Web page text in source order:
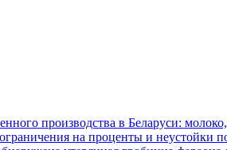
производства в Беларуси:
на проценты и неустойки